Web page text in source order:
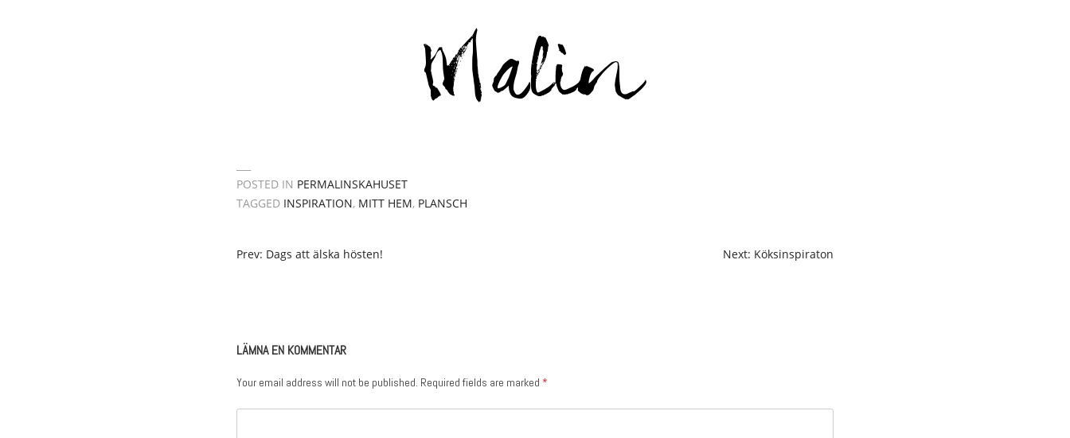
POSTED IN PERMALINSKAHUSET
TAGGED INSPIRATION, MITT HEM, PLANSCH
POST
Prev: Dags att älska hösten! Next: Köksinspiraton
LÄMNA EN KOMMENTAR
Your email address will not be published. Required fields are marked *